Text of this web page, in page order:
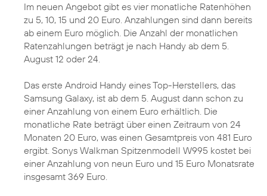
Im neuen Angebot gibt es vier monatliche Ratenhöhen
zu 5, 10, 15 und 20 Euro. Anzahlungen sind dann bereits
ab einem Euro möglich. Die Anzahl der monatlichen
Ratenzahlungen beträgt je nach Handy ab dem 5.
August 12 oder 24.
Das erste Android Handy eines Top-Herstellers, das
Samsung Galaxy, ist ab dem 5. August dann schon zu
einer Anzahlung von einem Euro erhältlich. Die
monatliche Rate beträgt über einen Zeitraum von 24
Monaten 20 Euro, was einen Gesamtpreis von 481 Euro
ergibt. Sonys Walkman Spitzenmodell W995 kostet bei
einer Anzahlung von neun Euro und 15 Euro Monatsrate
insgesamt 369 Euro.